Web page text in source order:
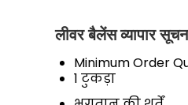
लीवर बैलेंस व्यापार
Minimum Order
1 टुकड़ा